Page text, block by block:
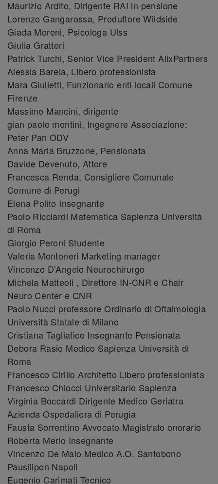
Maurizio Ardito, Dirigente RAI in pensione
Lorenzo Gangarossa, Produttore Wildside
Giada Moreni, Psicologa Ulss
Giulia Gratteri
Patrick Turchi, Senior Vice President AlixPartners
Alessia Barela, Libero professionista
Mara Giulietti, Funzionario enti locali Comune
Firenze
Massimo Mancini, dirigente
gian paolo montini, Ingegnere Associazione:
Peter Pan ODV
Anna Maria Bruzzone, Pensionata
Davide Devenuto, Attore
Francesca Renda, Consigliere Comunale
Comune di Perugi
Elena Polito Insegnante
Paolo Ricciardi Matematica Sapienza Università
di Roma
Giorgio Peroni Studente
Valeria Montoneri Marketing manager
Vincenzo D’Angelo Neurochirurgo
Michela Matteoli , Direttore IN-CNR e Chair
Neuro Center e CNR
Paolo Nucci professore Ordinario di Oftalmologia
Università Statale di Milano
Cristiana Tagliafico Insegnante Pensionata
Debora Rasio Medico Sapienza Università di
Roma
Francesco Cirillo Architetto Libero professionista
Francesco Chiocci Universitario Sapienza
Virginia Boccardi Dirigente Medico Geriatra
Azienda Ospedaliera di Perugia
Fausta Sorrentino Avvocato Magistrato onorario
Roberta Merlo Insegnante
Vincenzo De Maio Medico A.O. Santobono
Pausilipon Napoli
Eugenio Carimati Tecnico